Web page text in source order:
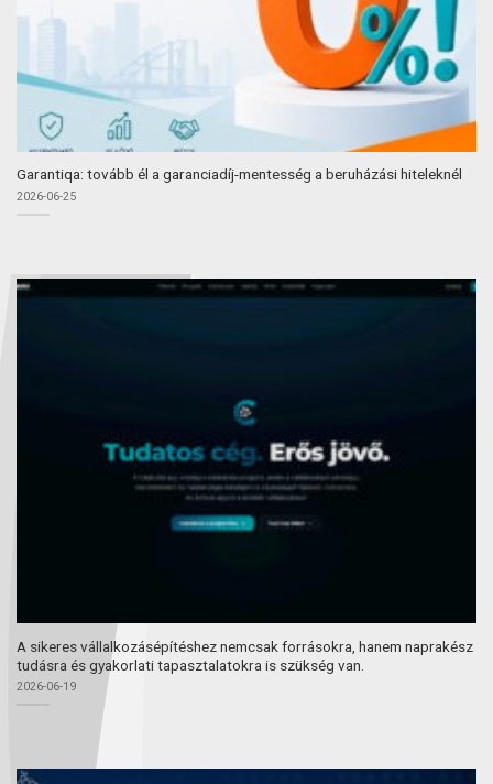
Garantiqa: tovább él a garanciadíj-mentesség a beruházási hiteleknél
2026-06-25
A sikeres vállalkozásépítéshez nemcsak forrásokra, hanem naprakész
tudásra és gyakorlati tapasztalatokra is szükség van.
2026-06-19